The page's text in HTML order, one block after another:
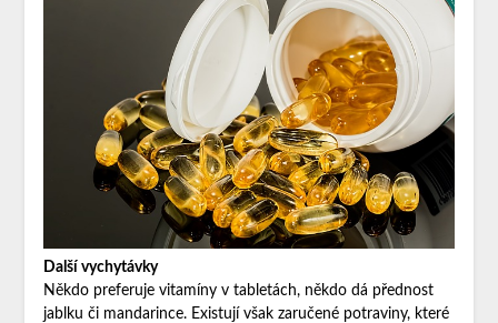
Další vychytávky
Někdo preferuje vitamíny v tabletách, někdo dá přednost
jablku či mandarince. Existují však zaručené potraviny, které